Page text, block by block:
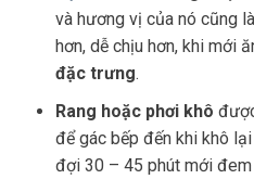
và hương vị của nó cũng
hơn, dễ chịu hơn, khi mới
đặc trưng.
Rang hoặc phơi khô
để gác bếp đến khi khô
đợi 30 – 45 phút mới đem